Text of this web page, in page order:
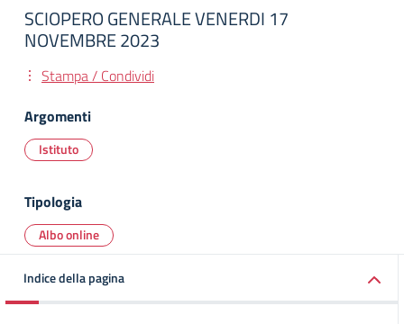
SCIOPERO GENERALE VENERDI 17
NOVEMBRE 2023
Stampa / Condividi
Argomenti
Istituto
Tipologia
Albo online
Indice della pagina